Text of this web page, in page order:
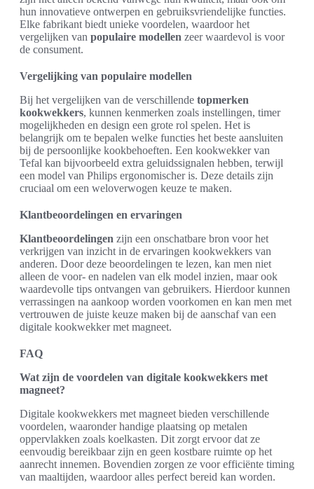
hun innovatieve ontwerpen en gebruiksvriendelijke functies.
Elke fabrikant biedt unieke voordelen, waardoor het
vergelijken van populaire modellen zeer waardevol is voor
de consument.
Vergelijking van populaire modellen
Bij het vergelijken van de verschillende topmerken
kookwekkers, kunnen kenmerken zoals instellingen, timer
mogelijkheden en design een grote rol spelen. Het is
belangrijk om te bepalen welke functies het beste aansluiten
bij de persoonlijke kookbehoeften. Een kookwekker van
Tefal kan bijvoorbeeld extra geluidssignalen hebben, terwijl
een model van Philips ergonomischer is. Deze details zijn
cruciaal om een weloverwogen keuze te maken.
Klantbeoordelingen en ervaringen
Klantbeoordelingen zijn een onschatbare bron voor het
verkrijgen van inzicht in de ervaringen kookwekkers van
anderen. Door deze beoordelingen te lezen, kan men niet
alleen de voor- en nadelen van elk model inzien, maar ook
waardevolle tips ontvangen van gebruikers. Hierdoor kunnen
verrassingen na aankoop worden voorkomen en kan men met
vertrouwen de juiste keuze maken bij de aanschaf van een
digitale kookwekker met magneet.
FAQ
Wat zijn de voordelen van digitale kookwekkers met
magneet?
Digitale kookwekkers met magneet bieden verschillende
voordelen, waaronder handige plaatsing op metalen
oppervlakken zoals koelkasten. Dit zorgt ervoor dat ze
eenvoudig bereikbaar zijn en geen kostbare ruimte op het
aanrecht innemen. Bovendien zorgen ze voor efficiënte timing
van maaltijden, waardoor alles perfect bereid kan worden.